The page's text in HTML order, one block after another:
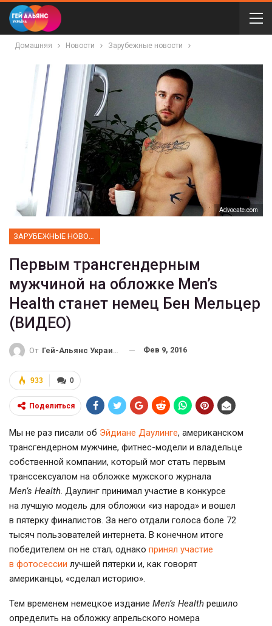
Домашняя Новости Зарубежные новости
Аdvocate.com
ЗАРУБЕЖНЫЕ НОВОСТИ
Первым трансгендерным
мужчиной на обложке Men’s
Health станет немец Бен Мельцер
(ВИДЕО)
От Гей-Альянс Украина Фев 9, 2016
0
933
Поделиться
Мы не раз писали об Эйдиане Даулинге, американском
трансгендерном мужчине, фитнес-модели и владельце
собственной компании, который мог стать первым
транссексуалом на обложке мужского журнала
Men’s Health. Даулинг принимал участие в конкурсе
на лучшую модель для обложки «из народа» и вошел
в пятерку финалистов. За него отдали голоса боле 72
тысяч пользователей интернета. В конечном итоге
победителем он не стал, однако принял участие
в фотосессии лучшей пятерки и, как говорят
американцы, «сделал историю».
Тем временем немецкое издание Men’s Health решило
определить на обложку апрельского номера